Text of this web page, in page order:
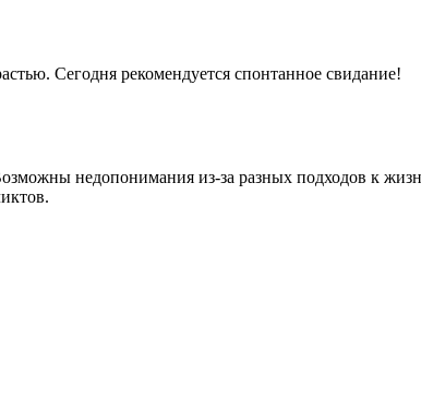
Сегодня рекомендуется спонтанное свидание!
недопонимания из-за разных подходов к